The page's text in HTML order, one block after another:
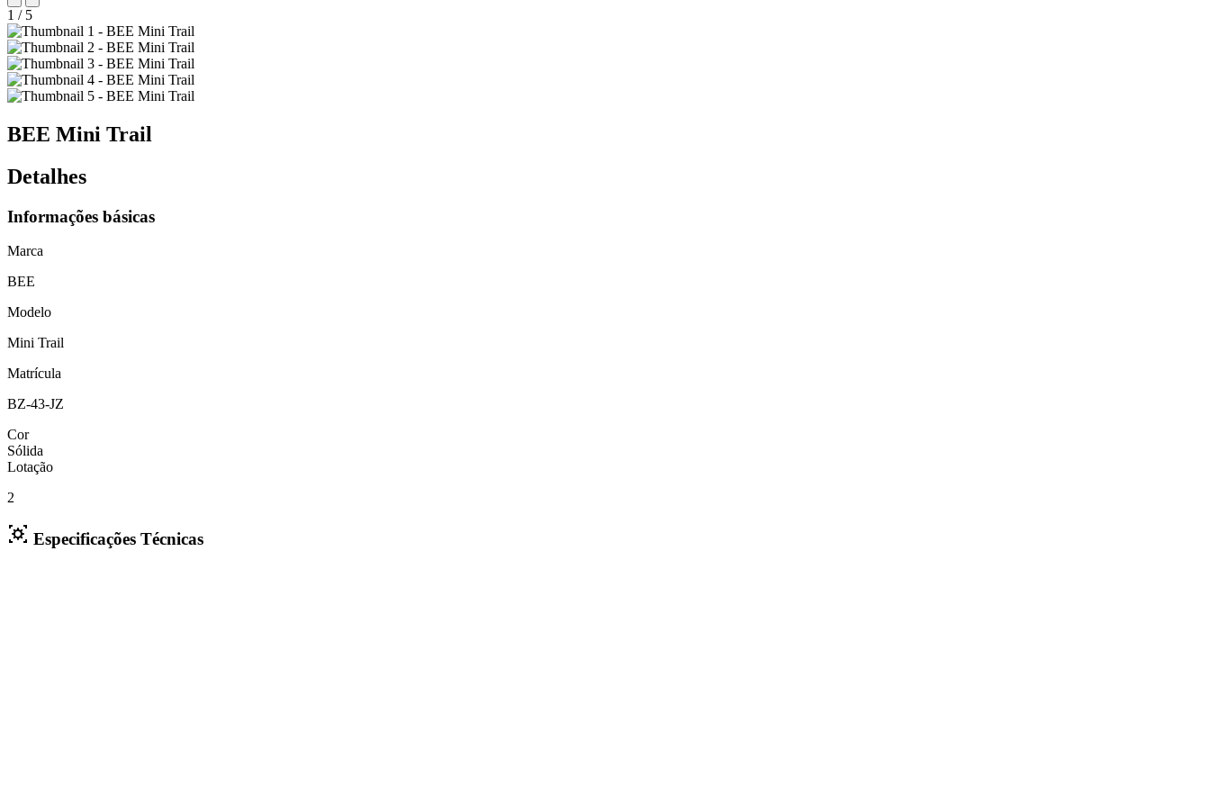
1 / 5
BEE Mini Trail
Detalhes
Informações básicas
Marca
BEE
Modelo
Mini Trail
Matrícula
BZ-43-JZ
Cor
Sólida
Lotação
2
Especificações Técnicas